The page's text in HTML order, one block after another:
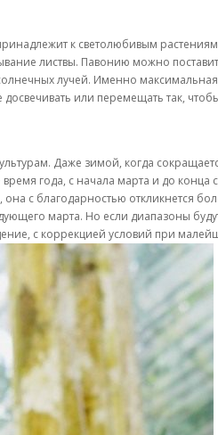
к светолюбивым
листвы. Павонию можно
лучей. Именно
или перемещать так,
Даже зимой, когда
года, с начала марта и до
она с благодарностью
марта. Но если диапазоны
с коррекцией условий при